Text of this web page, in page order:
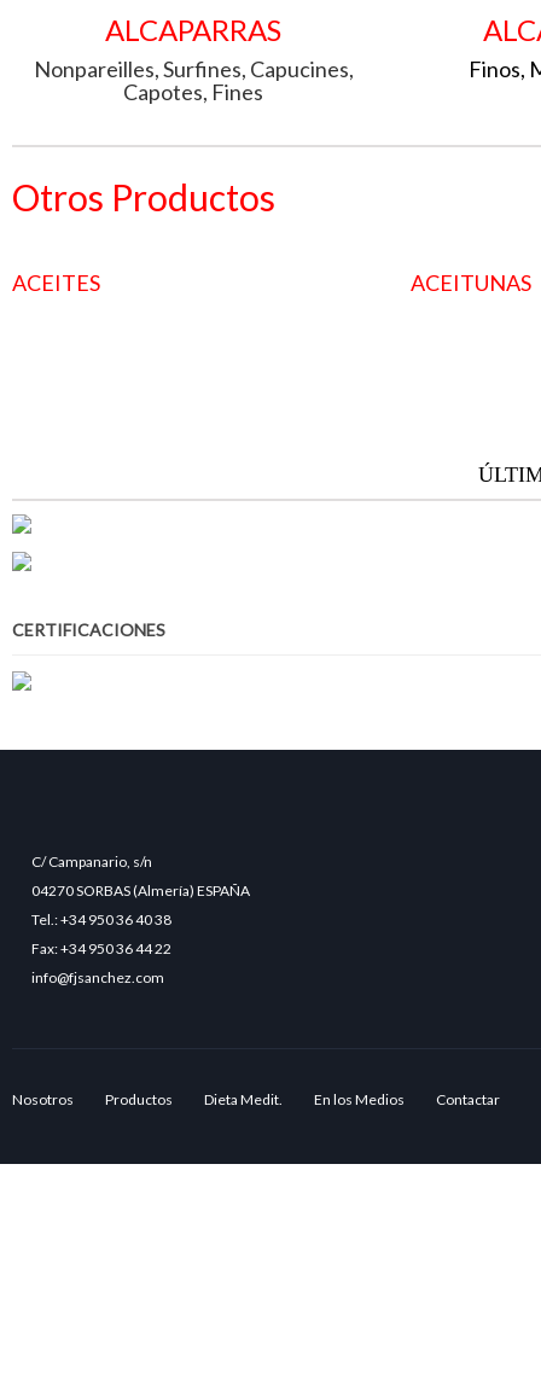
ALCAPARRAS
Nonpareilles, Surfines, Capucines,
Capotes, Fines
Finos,
Otros Productos
ACEITES ACEITUNAS
CERTIFICACIONES
C/ Campanario, s/n
04270 SORBAS (Almería) ESPAÑA
Tel.: +34 950 36 40 38
Fax: +34 950 36 44 22
info@fjsanchez.com
Nosotros Productos Dieta Medit. En los Medios Contactar